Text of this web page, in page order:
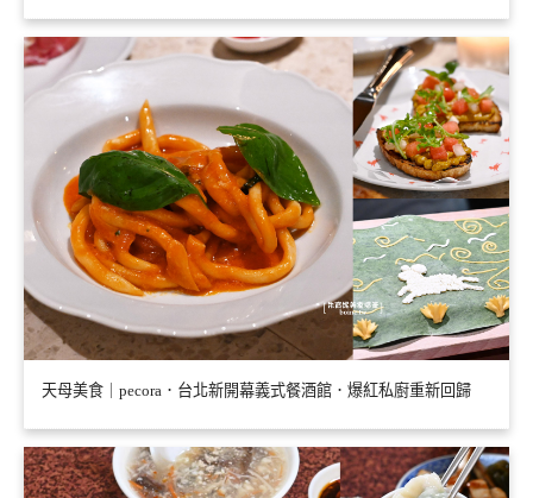
天母美食｜pecora．台北新開幕義式餐酒館．爆紅私廚重新回歸